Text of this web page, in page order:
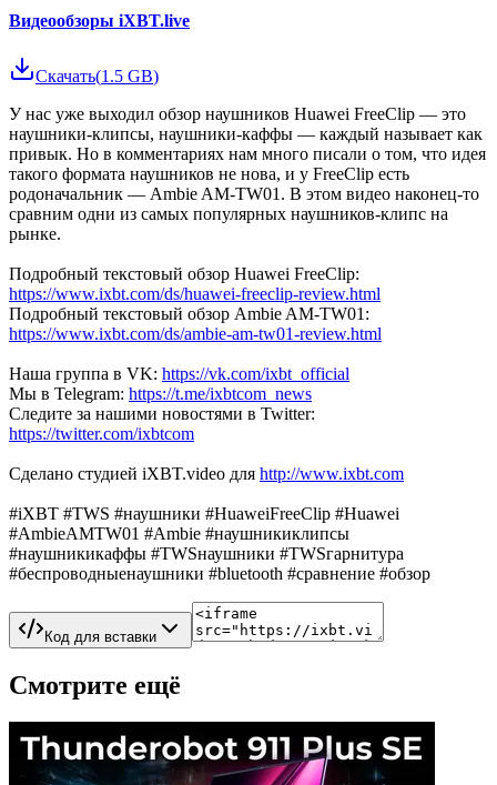
Видеообзоры iXBT.live
Скачать(1.5 GB)
У нас уже выходил обзор наушников Huawei FreeClip — это
наушники-клипсы, наушники-каффы — каждый называет как
привык. Но в комментариях нам много писали о том, что идея
такого формата наушников не нова, и у FreeClip есть
родоначальник — Ambie AM-TW01. В этом видео наконец-то
сравним одни из самых популярных наушников-клипс на
рынке.
Подробный текстовый обзор Huawei FreeClip:
https://www.ixbt.com/ds/huawei-freeclip-review.html
Подробный текстовый обзор Ambie AM-TW01:
https://www.ixbt.com/ds/ambie-am-tw01-review.html
Наша группа в VK: https://vk.com/ixbt_official
Мы в Telegram: https://t.me/ixbtcom_news
Следите за нашими новостями в Twitter:
https://twitter.com/ixbtcom
Сделано студией iXBT.video для http://www.ixbt.com
#iXBT #TWS #наушники #HuaweiFreeClip #Huawei
#AmbieAMTW01 #Ambie #наушникиклипсы
#наушникикаффы #TWSнаушники #TWSгарнитура
#беспроводныенаушники #bluetooth #сравнение #обзор
Код для вставки
Смотрите ещё